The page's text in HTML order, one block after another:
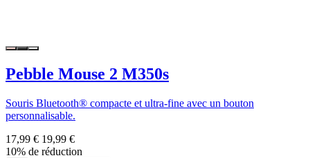
Pebble Mouse 2 M350s
Souris Bluetooth® compacte et ultra-fine avec un bouton
personnalisable.
17,99 € 19,99 €
10% de réduction